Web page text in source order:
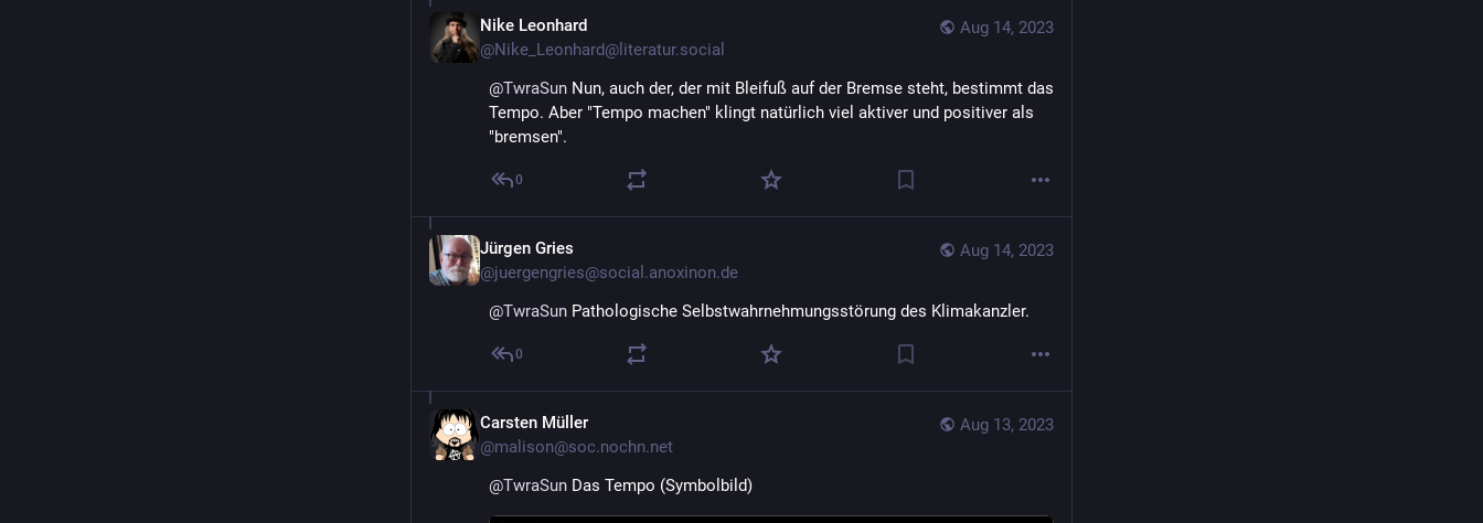
Aug 14, 2023
Nike Leonhard
@Nike_Leonhard@literatur.social
@TwraSun Nun, auch der, der mit Bleifuß auf der Bremse steht, bestimmt das
Tempo. Aber "Tempo machen" klingt natürlich viel aktiver und positiver als
"bremsen".
0
Aug 14, 2023
Jürgen Gries
@juergengries@social.anoxinon.de
@TwraSun Pathologische Selbstwahrnehmungsstörung des Klimakanzler.
0
Aug 13, 2023
Carsten Müller
@malison@soc.nochn.net
@TwraSun Das Tempo (Symbolbild)